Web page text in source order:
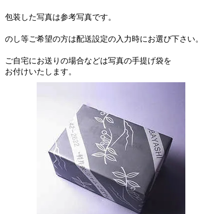
包装した写真は参考写真です。
のし等ご希望の方は配送設定の入力時にお選び下さい。
ご自宅にお送りの場合などは写真の手提げ袋を
お付けいたします。